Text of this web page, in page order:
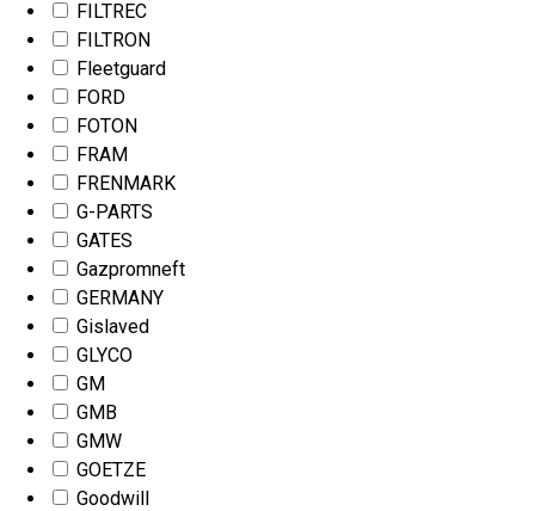
FILTREC
FILTRON
Fleetguard
FORD
FOTON
FRAM
FRENMARK
G-PARTS
GATES
Gazpromneft
GERMANY
Gislaved
GLYCO
GM
GMB
GMW
GOETZE
Goodwill